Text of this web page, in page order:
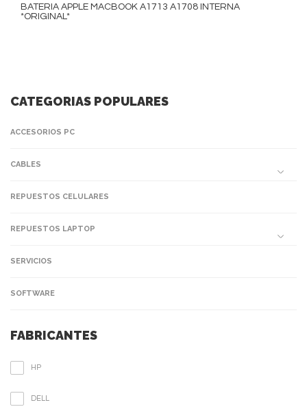
BATERIA APPLE MACBOOK A1713 A1708 INTERNA
*ORIGINAL*
CATEGORIAS POPULARES
ACCESORIOS PC
CABLES
REPUESTOS CELULARES
REPUESTOS LAPTOP
SERVICIOS
SOFTWARE
FABRICANTES
HP
DELL